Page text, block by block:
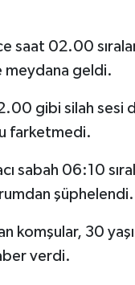
saat 02.00
meydana geldi.
gibi silah sesi
farketmedi.
sabah 06:10
şüphelendi.
komşular, 30
verdi.